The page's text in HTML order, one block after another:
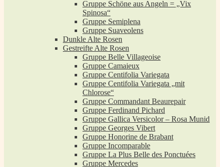
Gruppe Schöne aus Angeln = „Vix
Spinosa“
Gruppe Semiplena
Gruppe Suaveolens
Dunkle Alte Rosen
Gestreifte Alte Rosen
Gruppe Belle Villageoise
Gruppe Camaieux
Gruppe Centifolia Variegata
Gruppe Centifolia Variegata „mit
Chlorose“
Gruppe Commandant Beaurepair
Gruppe Ferdinand Pichard
Gruppe Gallica Versicolor – Rosa Munid
Gruppe Georges Vibert
Gruppe Honorine de Brabant
Gruppe Incomparable
Gruppe La Plus Belle des Ponctuées
Gruppe Mercedes